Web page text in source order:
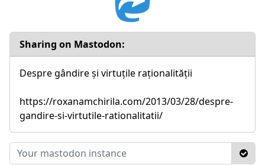
Sharing on Mastodon:
Despre gândire și virtuțile raționalității
https://roxanamchirila.com/2013/03/28/despre-
gandire-si-virtutile-rationalitatii/